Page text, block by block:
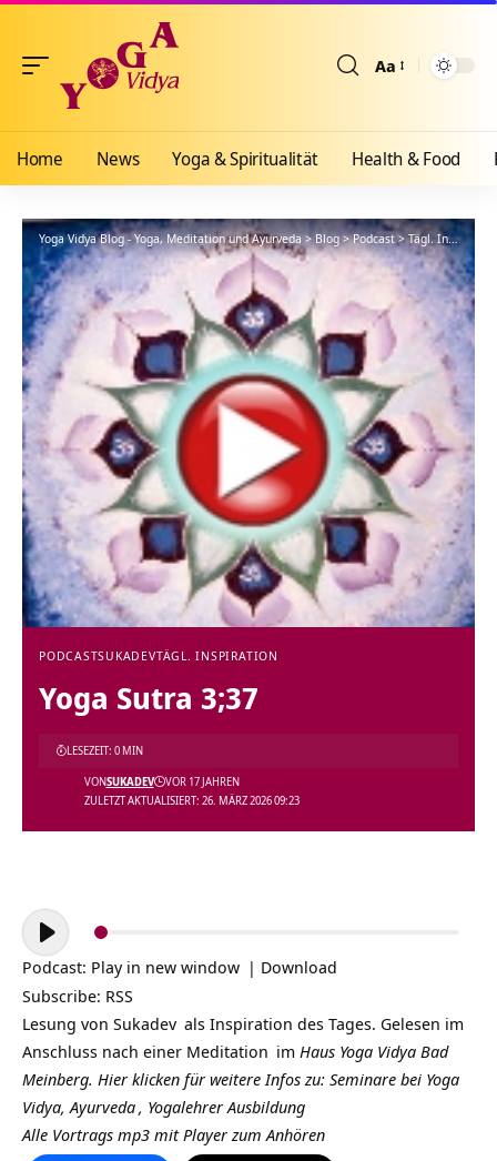
Aa
Home News Yoga & Spiritualität Health & Food
Yoga Vidya Blog - Yoga, Meditation und Ayurveda>Blog>Podcast>Tägl. Inspiration
PODCASTSUKADEVTÄGL. INSPIRATION
Yoga Sutra 3;37
ZULETZT AKTUALISIERT: 26. MÄRZ 2026 09:23
VONSUKADEV VOR 17 JAHREN
LESEZEIT: 0 MIN
Audio-
Player
Podcast: Play in new window | Download
Subscribe: RSS
Lesung von Sukadev als Inspiration des Tages. Gelesen im
Anschluss nach einer Meditation im Haus Yoga Vidya Bad
Meinberg. Hier klicken für weitere Infos zu: Seminare bei Yoga
Vidya,Ayurveda, Yogalehrer Ausbildung
Alle Vortrags mp3 mit Player zum Anhören